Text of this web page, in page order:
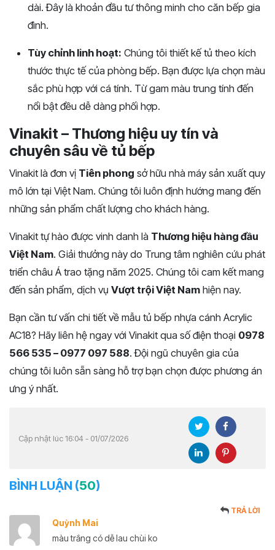
dài. Đây là khoản đầu tư thông minh cho căn bếp gia
đình.
Tùy chỉnh linh hoạt: Chúng tôi thiết kế tủ theo kích
thước thực tế của phòng bếp. Bạn được lựa chọn màu
sắc phù hợp với cá tính. Từ gam màu trung tính đến
nổi bật đều dễ dàng phối hợp.
Vinakit – Thương hiệu uy tín và
chuyên sâu về tủ bếp
Vinakit là đơn vị Tiên phong sở hữu nhà máy sản xuất quy
mô lớn tại Việt Nam. Chúng tôi luôn định hướng mang đến
những sản phẩm chất lượng cho khách hàng.
Vinakit tự hào được vinh danh là Thương hiệu hàng đầu
Việt Nam. Giải thưởng này do Trung tâm nghiên cứu phát
triển châu Á trao tặng năm 2025. Chúng tôi cam kết mang
đến sản phẩm, dịch vụ Vượt trội Việt Nam hiện nay.
Bạn cần tư vấn chi tiết về mẫu tủ bếp nhựa cánh Acrylic
AC18? Hãy liên hệ ngay với Vinakit qua số điện thoại 0978
566 535 – 0977 097 588. Đội ngũ chuyên gia của
chúng tôi luôn sẵn sàng hỗ trợ bạn chọn được phương án
ưng ý nhất.
Cập nhật lúc 16:04 - 01/07/2026
BÌNH LUẬN (50)
Quỳnh Mai
TRẢ LỜI
màu trắng có dễ lau chùi ko